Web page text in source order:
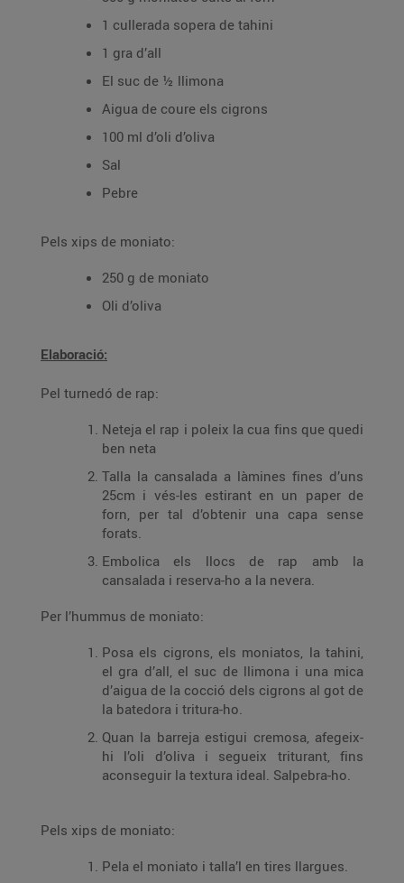
1 cullerada sopera de tahini
1 gra d’all
El suc de ½ llimona
Aigua de coure els cigrons
100 ml d’oli d’oliva
Sal
Pebre
Pels xips de moniato:
250 g de moniato
Oli d’oliva
Elaboració:
Pel turnedó de rap:
Neteja el rap i poleix la cua fins que quedi
ben neta
Talla la cansalada a làmines fines d’uns
25cm i vés-les estirant en un paper de
forn, per tal d’obtenir una capa sense
forats.
Embolica els llocs de rap amb la
cansalada i reserva-ho a la nevera.
Per l’hummus de moniato:
Posa els cigrons, els moniatos, la tahini,
el gra d’all, el suc de llimona i una mica
d’aigua de la cocció dels cigrons al got de
la batedora i tritura-ho.
Quan la barreja estigui cremosa, afegeix-
hi l’oli d’oliva i segueix triturant, fins
aconseguir la textura ideal. Salpebra-ho.
Pels xips de moniato:
Pela el moniato i talla’l en tires llargues.